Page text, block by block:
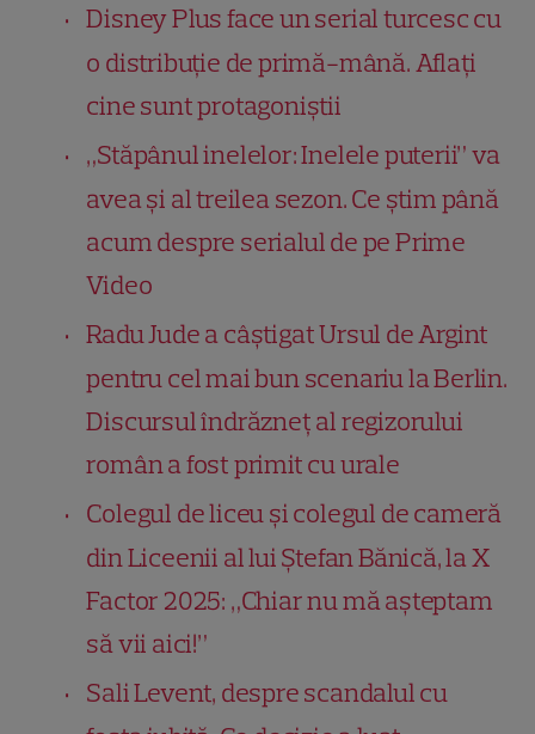
Disney Plus face un serial turcesc cu
o distribuție de primă-mână. Aflați
cine sunt protagoniștii
„Stăpânul inelelor: Inelele puterii” va
avea și al treilea sezon. Ce știm până
acum despre serialul de pe Prime
Video
Radu Jude a câştigat Ursul de Argint
pentru cel mai bun scenariu la Berlin.
Discursul îndrăzneț al regizorului
român a fost primit cu urale
Colegul de liceu și colegul de cameră
din Liceenii al lui Ştefan Bănică, la X
Factor 2025: „Chiar nu mă așteptam
să vii aici!”
Sali Levent, despre scandalul cu